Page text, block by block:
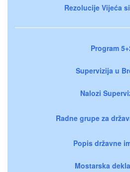
Rezolucije Vijeća
Program
Supervizija u
Nalozi
Radne grupe za
Popis državne
Mostarska